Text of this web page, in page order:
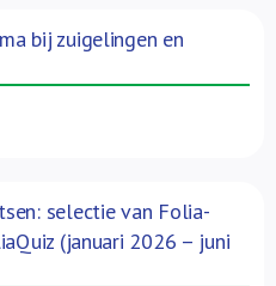
bij zuigelingen en
selectie van Folia-
(januari 2026 – juni